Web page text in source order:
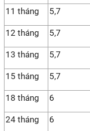
11 tháng 5,7
12 tháng 5,7
13 tháng 5,7
15 tháng 5,7
18 tháng 6
24 tháng 6